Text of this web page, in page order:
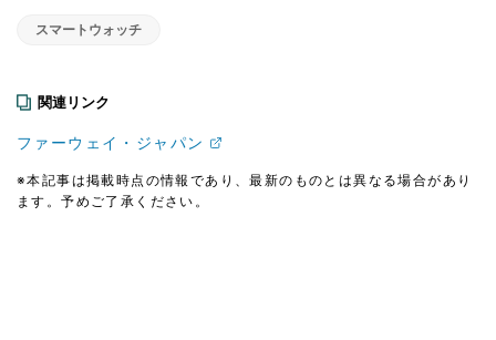
スマートウォッチ
関連リンク
ファーウェイ・ジャパン
※本記事は掲載時点の情報であり、最新のものとは異なる場合があり
ます。予めご了承ください。